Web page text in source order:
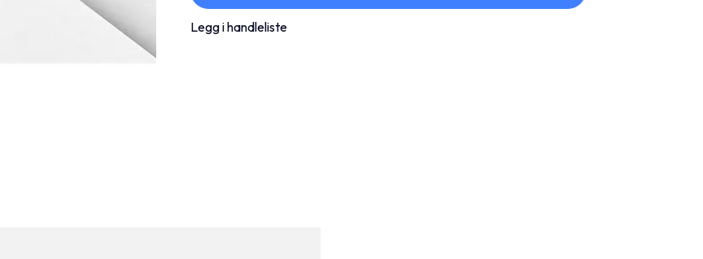
Legg i handleliste